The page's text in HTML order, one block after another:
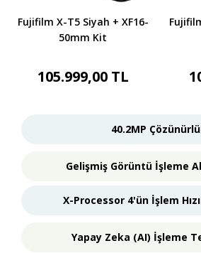
Fujifilm X-T5 Siyah + XF16-
50mm Kit
105.999,00 TL
40.2MP
Gelişmiş Görüntü İşleme
X-Processor 4'ün İşlem
Yapay Zeka (AI) İşleme